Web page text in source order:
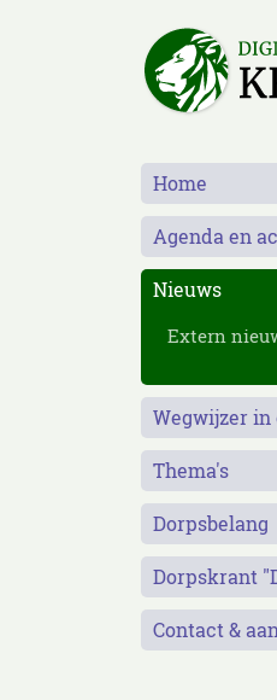
Home
Agenda en
Nieuws
Extern
Wegwijzer in
Thema's
Dorpsbelang
Dorpskrant
Contact &